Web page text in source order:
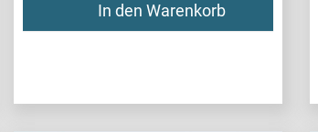
In den Warenkorb